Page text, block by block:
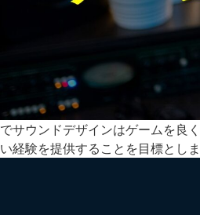
サウンドデザインはゲームを良
経験を提供することを目標としま